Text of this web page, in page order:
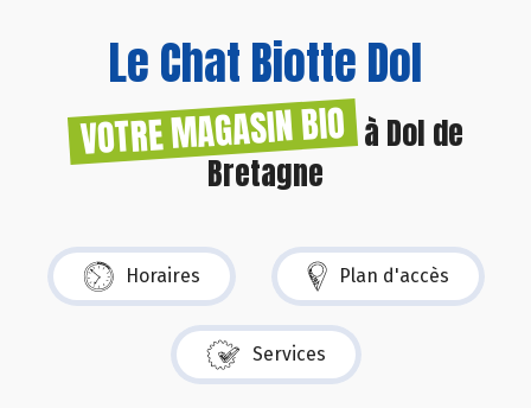
Le Chat Biotte Dol
VOTRE MAGASIN BIO à Dol de
Bretagne
Horaires Plan d'accès
Services